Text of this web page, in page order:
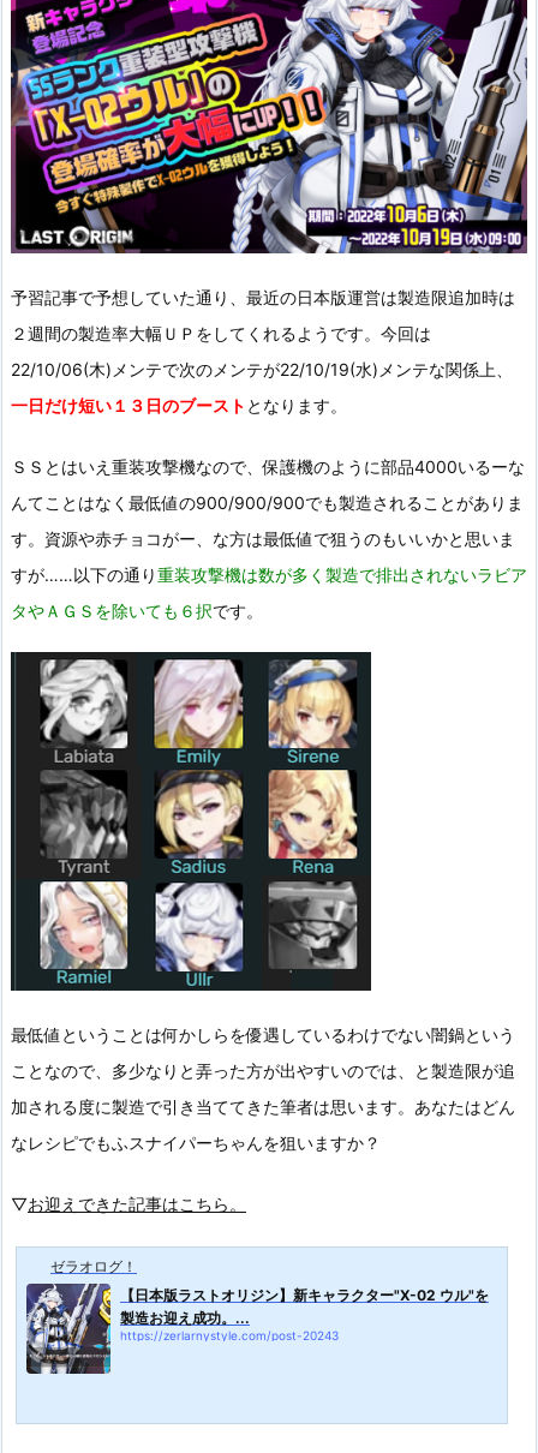
予習記事で予想していた通り、最近の日本版運営は製造限追加時は
２週間の製造率大幅ＵＰをしてくれるようです。今回は
22/10/06(木)メンテで次のメンテが22/10/19(水)メンテな関係上、
一日だけ短い１３日のブースト となります。
ＳＳとはいえ重装攻撃機なので、保護機のように部品4000いるーな
んてことはなく最低値の900/900/900でも製造されることがありま
す。資源や赤チョコがー、な方は最低値で狙うのもいいかと思いま
すが……以下の通り重装攻撃機は数が多く製造で排出されないラビア
タやＡＧＳを除いても６択です。
最低値ということは何かしらを優遇しているわけでない闇鍋という
ことなので、多少なりと弄った方が出やすいのでは、と製造限が追
加される度に製造で引き当ててきた筆者は思います。あなたはどん
なレシピでもふスナイパーちゃんを狙いますか？
▽お迎えできた記事はこちら。
ゼラオログ！
【日本版ラストオリジン】新キャラクター"X-02 ウル"を
製造お迎え成功。...
https://zerlarnystyle.com/post-20243